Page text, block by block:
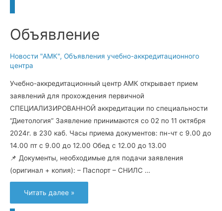
Объявление
Новости "АМК", Объявления учебно-аккредитационного
центра
Учебно-аккредитационный центр АМК открывает прием
заявлений для прохождения первичной
СПЕЦИАЛИЗИРОВАННОЙ аккредитации по специальности
“Диетология” Заявление принимаются со 02 по 11 октября
2024г. в 230 каб. Часы приема документов: пн-чт с 9.00 до
14.00 пт с 9.00 до 12.00 Обед с 12.00 до 13.00
📌 Документы, необходимые для подачи заявления
(оригинал + копия): – Паспорт – СНИЛС …
Объявление
Читать далее »